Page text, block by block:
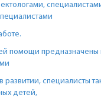
помощи предназначены
развитии, специалисты
детей,